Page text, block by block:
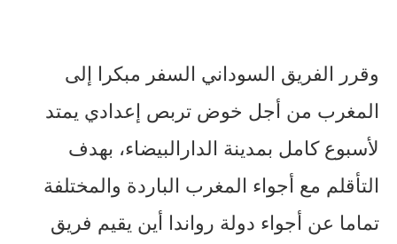
وقرر الفريق السوداني السفر مبكرا إلى
المغرب من أجل خوض تربص إعدادي يمتد
لأسبوع كامل بمدينة الدارالبيضاء، بهدف
التأقلم مع أجواء المغرب الباردة والمختلفة
تماما عن أجواء دولة رواندا أين يقيم فريق